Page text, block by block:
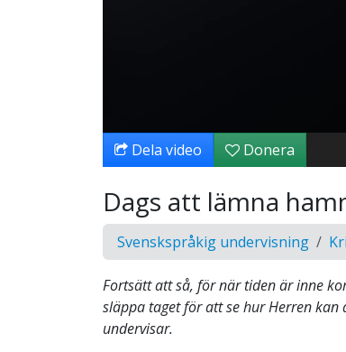
Dela video Donera
Dags att lämna
Svenskspråkig undervisning
Fortsätt att så, för när tiden är inne
släppa taget för att se hur Herren kan
undervisar.